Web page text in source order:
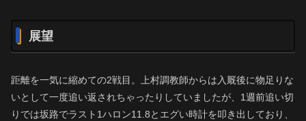
展望
距離を一気に縮めての2戦目。上村調教師からは入厩後に物足りな
いとして一度追い返されちゃったりしていましたが、1週前追い切
りでは坂路でラスト1ハロン11.8とエグい時計を叩き出しており、